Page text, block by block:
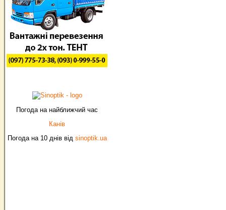
Погода на найближчий час
Канів
Погода на 10 днів від sinoptik.ua